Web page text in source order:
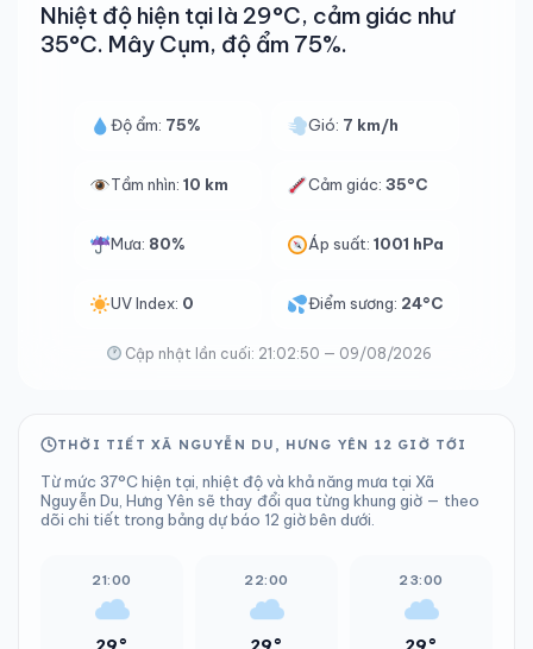
Nhiệt độ hiện tại là 29°C, cảm giác như
35°C. Mây Cụm, độ ẩm 75%.
Độ ẩm: 75% Gió: 7 km/h
Tầm nhìn: 10 km Cảm giác:35°C
Mưa: 80% Áp suất:1001 hPa
UV Index: 0 Điểm sương: 24°C
Cập nhật lần cuối: 21:02:50 — 09/08/2026
THỜI TIẾT XÃ NGUYỄN DU, HƯNG YÊN 12 GIỜ TỚI
Từ mức 37°C hiện tại, nhiệt độ và khả năng mưa tại Xã
Nguyễn Du, Hưng Yên sẽ thay đổi qua từng khung giờ — theo
dõi chi tiết trong bảng dự báo 12 giờ bên dưới.
21:00
29°
22:00
29°
23:00
29°